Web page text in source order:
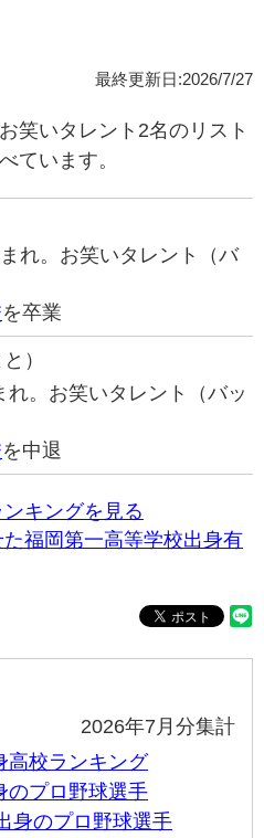
最終更新日:2026/7/27
笑いタレント2名のリスト
ています。
れ。お笑いタレント（バ
を卒業
）
れ。お笑いタレント（バッ
を中退
キングを見る
福岡第一高等学校出身有
2026年7月分集計
高校ランキング
のプロ野球選手
身のプロ野球選手